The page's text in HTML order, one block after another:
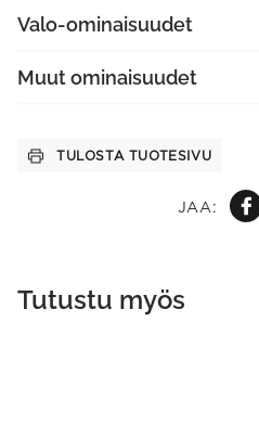
JAA:
Valo-ominaisuudet
Muut ominaisuudet
TULOSTA TUOTESIVU
Tutustu myös